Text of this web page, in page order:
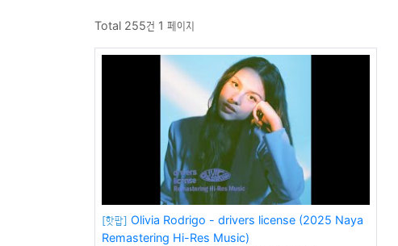
Total 255건 1 페이지
[핫팝] Olivia Rodrigo - drivers license (2025 Naya
Remastering Hi-Res Music)